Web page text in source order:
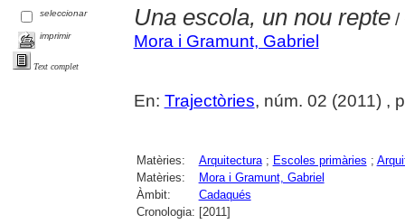
seleccionar
imprimir
Text complet
Una escola, un nou repte/
Mora i Gramunt, Gabriel
En: Trajectòries, núm. 02 (2011) ,
Matèries: Arquitectura; Escoles primàries ;
Matèries:
Mora i Gramunt, Gabriel
Àmbit:
Cadaqués
Cronologia: [2011]